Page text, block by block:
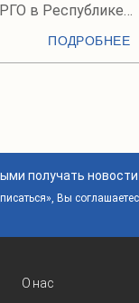
в Республике
ПОДРОБНЕЕ
получать
Вы
О нас